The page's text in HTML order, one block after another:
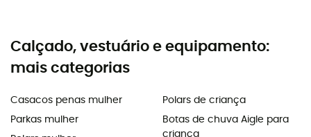
Calçado, vestuário e equipamento:
mais categorias
Casacos penas mulher
Parkas mulher
Polars de criança
Botas de chuva Aigle para
criança